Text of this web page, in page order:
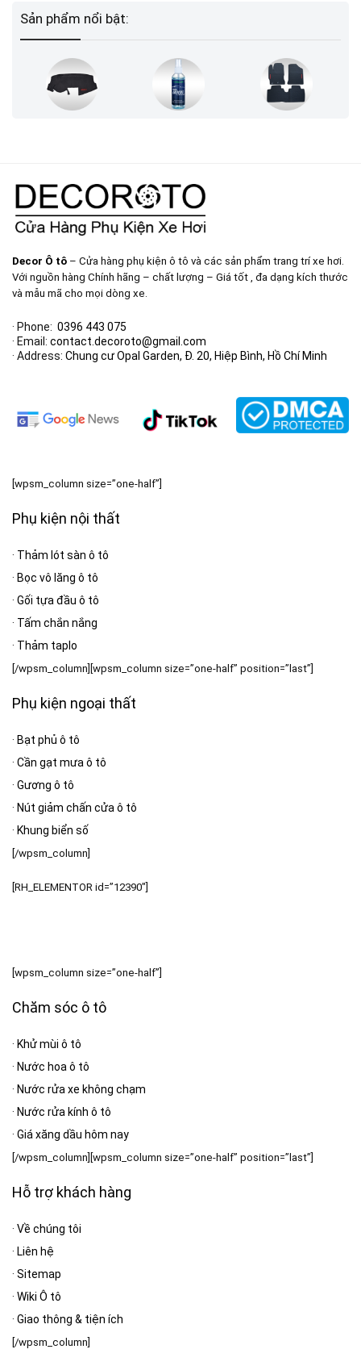
Sản phẩm nổi bật:
Decor Ô tô – Cửa hàng phụ kiện ô tô và các sản phẩm trang trí xe hơi.
Với nguồn hàng Chính hãng – chất lượng – Giá tốt , đa dạng kích thước
và mẫu mã cho mọi dòng xe.
· Phone: 0396 443 075
· Email: contact.decoroto@gmail.com
· Address: Chung cư Opal Garden, Đ. 20, Hiệp Bình, Hồ Chí Minh
[wpsm_column size=”one-half”]
Phụ kiện nội thất
· Thảm lót sàn ô tô
· Bọc vô lăng ô tô
· Gối tựa đầu ô tô
· Tấm chắn nắng
· Thảm taplo
[/wpsm_column][wpsm_column size=”one-half” position=”last”]
Phụ kiện ngoại thất
· Bạt phủ ô tô
· Cần gạt mưa ô tô
· Gương ô tô
· Nút giảm chấn cửa ô tô
· Khung biển số
[/wpsm_column]
[RH_ELEMENTOR id=”12390″]
[wpsm_column size=”one-half”]
Chăm sóc ô tô
· Khử mùi ô tô
· Nước hoa ô tô
· Nước rửa xe không chạm
· Nước rửa kính ô tô
· Giá xăng dầu hôm nay
[/wpsm_column][wpsm_column size=”one-half” position=”last”]
Hỗ trợ khách hàng
· Về chúng tôi
· Liên hệ
· Sitemap
· Wiki Ô tô
· Giao thông & tiện ích
[/wpsm_column]